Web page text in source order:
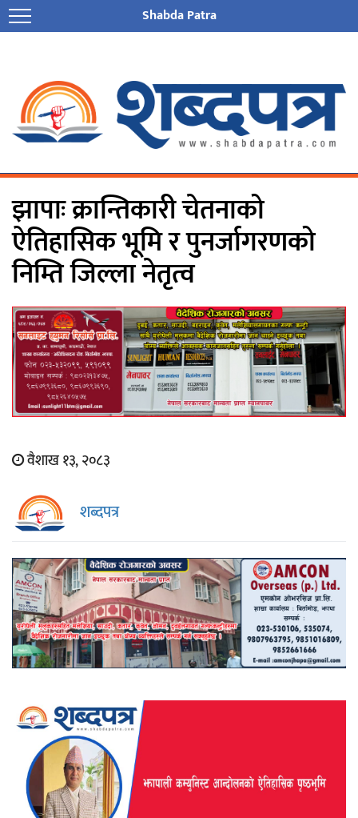
Shabda Patra
झापाः क्रान्तिकारी चेतनाको
ऐतिहासिक भूमि र पुनर्जागरणको
निम्ति जिल्ला नेतृत्व
वैशाख १३, २०८३
शब्दपत्र